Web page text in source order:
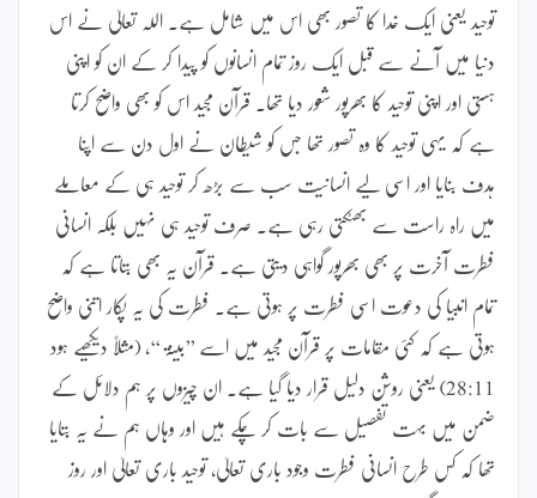
توحید یعنی ایک خدا کا تصور بھی اس میں شامل ہے۔ اللہ تعالیٰ نے اس
دنیا میں آنے سے قبل ایک روز تمام انسانوں کو پیدا کر کے ان کو اپنی
ہستی اور اپنی توحید کا بھرپور شعور دیا تھا۔ قرآن مجید اس کو بھی واضح کرتا
ہے کہ یہی توحید کا وہ تصور تھا جس کو شیطان نے اول دن سے اپنا
ہدف بنایا اور اسی لیے انسانیت سب سے بڑھ کر توحید ہی کے معاملے
میں راہ راست سے بھٹکتی رہی ہے۔ صرف توحید ہی نہیں بلکہ انسانی
فطرت آخرت پر بھی بھرپور گواہی دیتی ہے۔ قرآن یہ بھی بتاتا ہے کہ
تمام انبیا کی دعوت اسی فطرت پر ہوتی ہے۔ فطرت کی یہ پکار اتنی واضح
ہوتی ہے کہ کئی مقامات پر قرآن مجید میں اسے ’’بینۃ ‘‘، (مثلاً دیکھیے ہود
28:11) یعنی روشن دلیل قرار دیا گیا ہے۔ ان چیزوں پر ہم دلائل کے
ضمن میں بہت تفصیل سے بات کر چکے ہیں اور وہاں ہم نے یہ بتایا
تھا کہ کس طرح انسانی فطرت وجود باری تعالیٰ، توحید باری تعالیٰ اور روز